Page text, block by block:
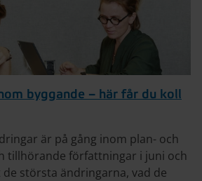
byggande – här får du koll
är på gång inom plan- och
tillhörande författningar i juni och
största ändringarna, vad de